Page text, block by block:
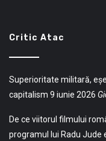
Critic Atac
Superioritate militară,
capitalism 9 iunie 2026
De ce viitorul filmului
programul lui Radu Jude